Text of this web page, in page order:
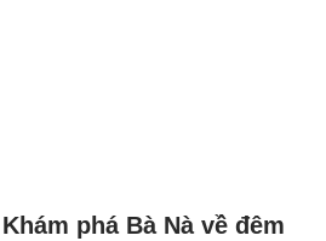
phá Bà Nà về đêm